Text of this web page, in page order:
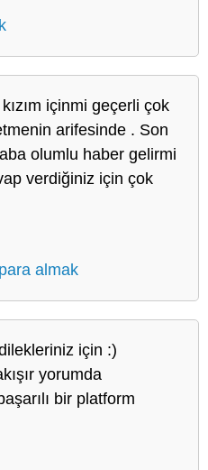
içinmi geçerli çok
arifesinde . Son
olumlu haber gelirmi
verdiğiniz için çok
almak
için :)
yorumda
bir platform